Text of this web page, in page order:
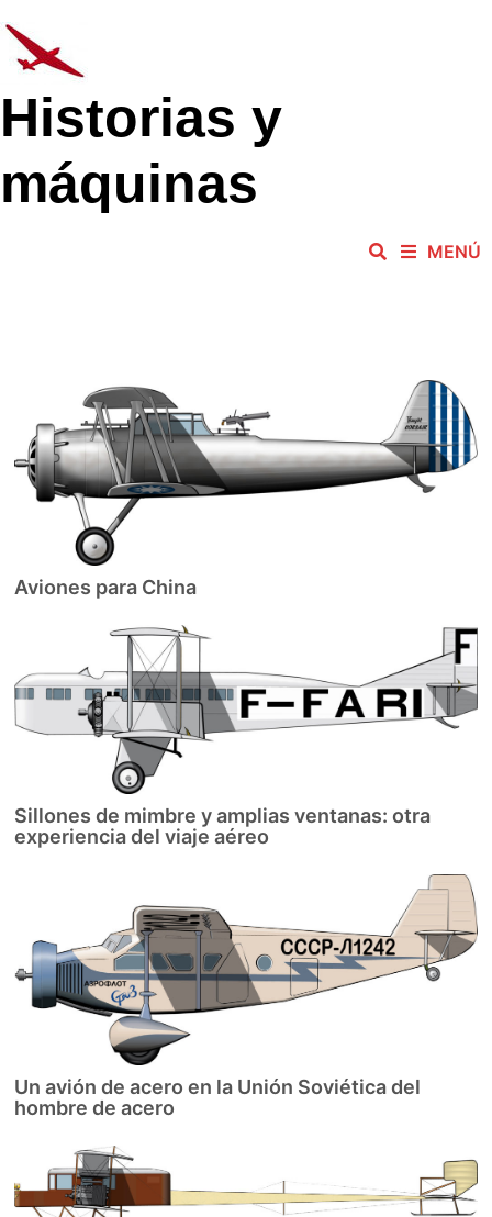
al
contenido
Historias y
máquinas
MENÚ
Aviones para China
Sillones de mimbre y amplias ventanas: otra
experiencia del viaje aéreo
Un avión de acero en la Unión Soviética del
hombre de acero